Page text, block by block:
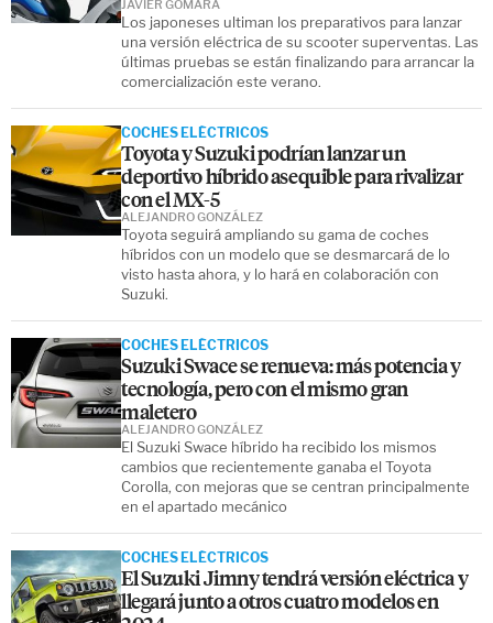
Los japoneses ultiman los preparativos para lanzar
una versión eléctrica de su scooter superventas. Las
últimas pruebas se están finalizando para arrancar la
comercialización este verano.
JAVIER GÓMARA
COCHES ELÉCTRICOS
Toyota y Suzuki podrían lanzar un
deportivo híbrido asequible para rivalizar
con el MX-5
Toyota seguirá ampliando su gama de coches
híbridos con un modelo que se desmarcará de lo
visto hasta ahora, y lo hará en colaboración con
Suzuki.
ALEJANDRO GONZÁLEZ
COCHES ELÉCTRICOS
Suzuki Swace se renueva: más potencia y
tecnología, pero con el mismo gran
maletero
El Suzuki Swace híbrido ha recibido los mismos
cambios que recientemente ganaba el Toyota
Corolla, con mejoras que se centran principalmente
en el apartado mecánico
ALEJANDRO GONZÁLEZ
COCHES ELÉCTRICOS
El Suzuki Jimny tendrá versión eléctrica y
llegará junto a otros cuatro modelos en